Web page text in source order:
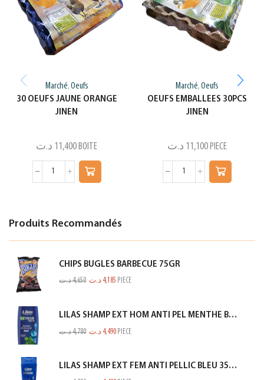
Marché, Oeufs
30 OEUFS JAUNE ORANGE
JINEN
11,400 د.ت BOITE
Marché,Oeufs
OEUFS EMBALLEES 30PCS
JINEN
11,100 د.ت PIECE
Produits Recommandés
CHIPS BUGLES BARBECUE 75GR
4,650د.ت 4,185 د.ت PIECE
LILAS SHAMP EXT HOM ANTI PEL MENTHE BLEU 350ML
4,780د.ت 4,490 د.ت PIECE
LILAS SHAMP EXT FEM ANTI PELLIC BLEU 350ML